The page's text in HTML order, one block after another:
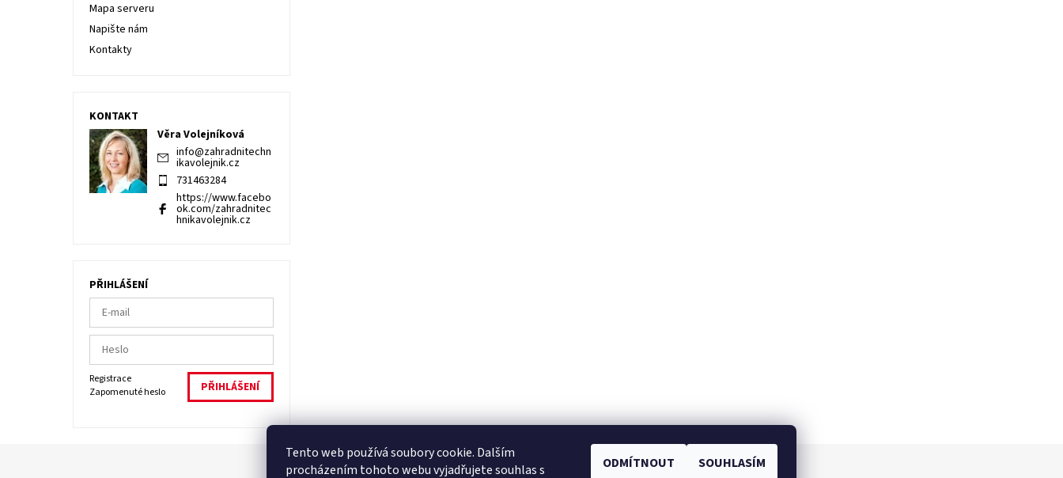
Mapa serveru
Napište nám
Kontakty
KONTAKT
Věra Volejníková
info@zahradnitechn
ikavolejnik.cz
731463284
https://www.facebo
ok.com/zahradnitec
hnikavolejnik.cz
PŘIHLÁŠENÍ
Registrace
Zapomenuté heslo
Facebook | Heureka.cz Zboží.cz
Tento web používá soubory cookie. Dalším
procházením tohoto webu vyjadřujete souhlas s
ODMÍTNOUT SOUHLASÍM